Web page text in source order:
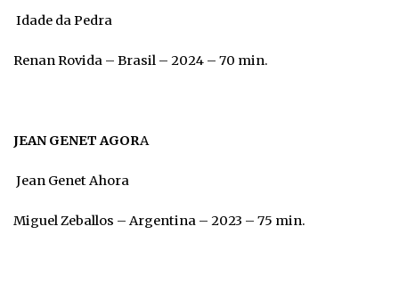
Idade da Pedra
Renan Rovida – Brasil – 2024 – 70 min.
JEAN GENET AGORA
Jean Genet Ahora
Miguel Zeballos – Argentina – 2023 – 75 min.